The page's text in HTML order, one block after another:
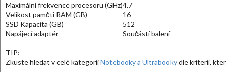
Maximální frekvence procesoru (GHz)4.7
Velikost paměti RAM (GB)
16
SSD Kapacita (GB)
512
Napájecí adaptér
Součástí balení
TIP:
Zkuste hledat v celé kategoriiNotebooky a Ultrabookydle kriterií,